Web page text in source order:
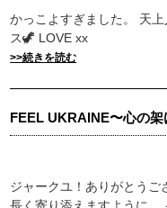
かっこよすぎました。 天
ス🦖 LOVE xx
>>続きを読む
FEEL UKRAINE〜心の架
ジャークユ！ありがとうご